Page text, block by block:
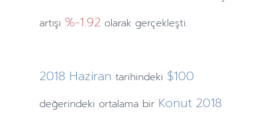
artışı %-1.92olarak gerçekleşti.
2018 Haziran tarihindeki $100
değerindeki ortalama bir Konut 2018